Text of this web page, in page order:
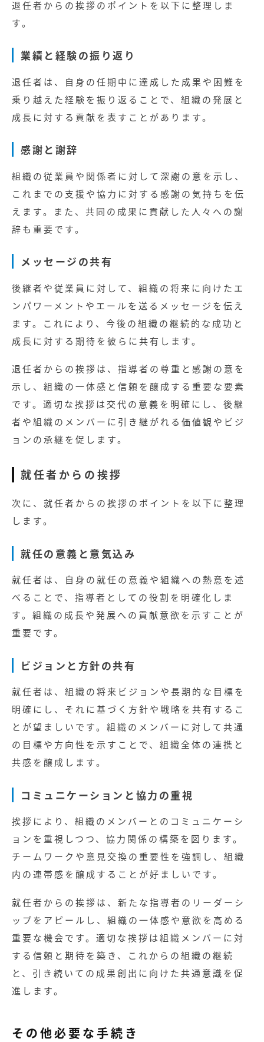
無料お役立ち資料
退任者からの挨拶のポイントを以下に整理しま
す。
業績と経験の振り返り
退任者は、自身の任期中に達成した成果や困難を
乗り越えた経験を振り返ることで、組織の発展と
成長に対する貢献を表すことがあります。
感謝と謝辞
組織の従業員や関係者に対して深謝の意を示し、
これまでの支援や協力に対する感謝の気持ちを伝
えます。また、共同の成果に貢献した人々への謝
辞も重要です。
メッセージの共有
後継者や従業員に対して、組織の将来に向けたエ
ンパワーメントやエールを送るメッセージを伝え
ます。これにより、今後の組織の継続的な成功と
成長に対する期待を彼らに共有します。
退任者からの挨拶は、指導者の尊重と感謝の意を
示し、組織の一体感と信頼を醸成する重要な要素
です。適切な挨拶は交代の意義を明確にし、後継
者や組織のメンバーに引き継がれる価値観やビジ
ョンの承継を促します。
就任者からの挨拶
次に、就任者からの挨拶のポイントを以下に整理
します。
就任の意義と意気込み
就任者は、自身の就任の意義や組織への熱意を述
べることで、指導者としての役割を明確化しま
す。組織の成長や発展への貢献意欲を示すことが
重要です。
ビジョンと方針の共有
就任者は、組織の将来ビジョンや長期的な目標を
明確にし、それに基づく方針や戦略を共有するこ
とが望ましいです。組織のメンバーに対して共通
の目標や方向性を示すことで、組織全体の連携と
共感を醸成します。
コミュニケーションと協力の重視
挨拶により、組織のメンバーとのコミュニケーシ
ョンを重視しつつ、協力関係の構築を図ります。
チームワークや意見交換の重要性を強調し、組織
内の連帯感を醸成することが好ましいです。
就任者からの挨拶は、新たな指導者のリーダーシ
ップをアピールし、組織の一体感や意欲を高める
重要な機会です。適切な挨拶は組織メンバーに対
する信頼と期待を築き、これからの組織の継続
と、引き続いての成果創出に向けた共通意識を促
進します。
その他必要な手続き